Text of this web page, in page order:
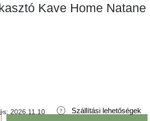
Kave Home Natane
2026.11.10
Szállítási lehetőségek